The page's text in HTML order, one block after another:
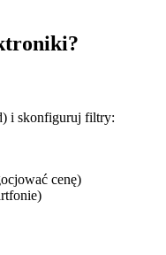
i skonfiguruj filtry:
cenę)